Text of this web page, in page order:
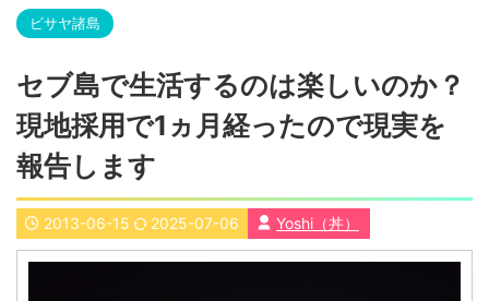
車関係
国内旅行
中部
中国・四国
北海道・東北
近畿
世界一周ブログ
アフリカ
アジア
ビサヤ諸島
セブ島で生活するのは楽しいのか？
現地採用で1ヵ月経ったので現実を
報告します
2013-06-15 2025-07-06 Yoshi（丼）